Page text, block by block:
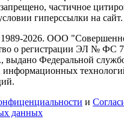
частичное
гиперссылки на сайт.
2026. ООО
о регистрации ЭЛ № ФС
выдано Федеральной
информационных
и
данных